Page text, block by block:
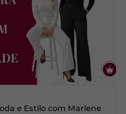
e Estilo com Marlene